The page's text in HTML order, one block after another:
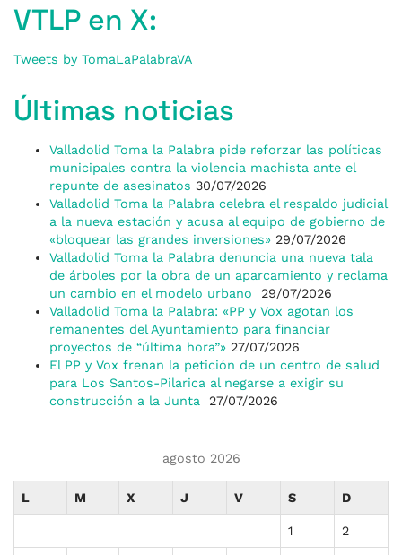
VTLP en X:
Tweets by TomaLaPalabraVA
Últimas noticias
Valladolid Toma la Palabra pide reforzar las políticas
municipales contra la violencia machista ante el
repunte de asesinatos 30/07/2026
Valladolid Toma la Palabra celebra el respaldo judicial
a la nueva estación y acusa al equipo de gobierno de
«bloquear las grandes inversiones» 29/07/2026
Valladolid Toma la Palabra denuncia una nueva tala
de árboles por la obra de un aparcamiento y reclama
un cambio en el modelo urbano
29/07/2026
Valladolid Toma la Palabra: «PP y Vox agotan los
remanentes del Ayuntamiento para financiar
proyectos de “última hora”» 27/07/2026
El PP y Vox frenan la petición de un centro de salud
para Los Santos-Pilarica al negarse a exigir su
construcción a la Junta
27/07/2026
agosto 2026
L M X J V S D
1 2